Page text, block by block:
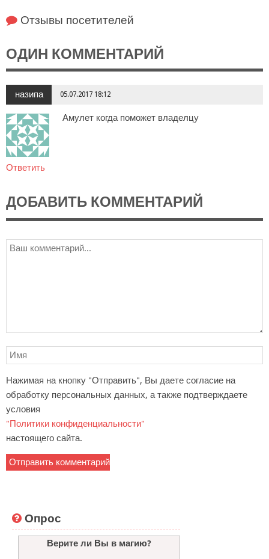
Отзывы посетителей
ОДИН КОММЕНТАРИЙ
назипа 05.07.2017 18:12
Амулет когда поможет владелцу
Ответить
ДОБАВИТЬ КОММЕНТАРИЙ
Нажимая на кнопку "Отправить", Вы даете согласие на
обработку персональных данных, а также подтверждаете
условия
"Политики конфиденциальности"
настоящего сайта.
Опрос
Верите ли Вы в магию?